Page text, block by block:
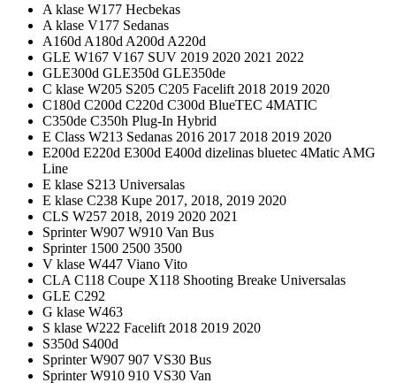
A klase W177 Hecbekas
A klase V177 Sedanas
A160d A180d A200d A220d
GLE W167 V167 SUV 2019 2020 2021 2022
GLE300d GLE350d GLE350de
C klase W205 S205 C205 Facelift 2018 2019 2020
C180d C200d C220d C300d BlueTEC 4MATIC
C350de C350h Plug-In Hybrid
E Class W213 Sedanas 2016 2017 2018 2019 2020
E200d E220d E300d E400d dizelinas bluetec 4Matic AMG
Line
E klase S213 Universalas
E klase C238 Kupe 2017, 2018, 2019 2020
CLS W257 2018, 2019 2020 2021
Sprinter W907 W910 Van Bus
Sprinter 1500 2500 3500
V klase W447 Viano Vito
CLA C118 Coupe X118 Shooting Breake Universalas
GLE C292
G klase W463
S klase W222 Facelift 2018 2019 2020
S350d S400d
Sprinter W907 907 VS30 Bus
Sprinter W910 910 VS30 Van